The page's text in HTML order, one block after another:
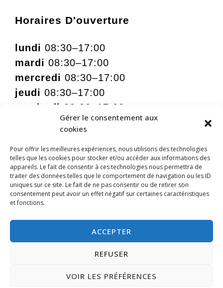
Gérer le consentement aux
cookies
Pour offrir les meilleures expériences, nous utilisons des technologies
telles que les cookies pour stocker et/ou accéder aux informations des
appareils. Le fait de consentir à ces technologies nous permettra de
traiter des données telles que le comportement de navigation ou les ID
uniques sur ce site. Le fait de ne pas consentir ou de retirer son
consentement peut avoir un effet négatif sur certaines caractéristiques
et fonctions.
ACCEPTER
REFUSER
VOIR LES PRÉFÉRENCES
Horaires D'ouverture
lundi 08:30–17:00
mardi 08:30–17:00
mercredi 08:30–17:00
jeudi 08:30–17:00
vendredi 08:30–17:00
09:00 – 12:00 sur rdv